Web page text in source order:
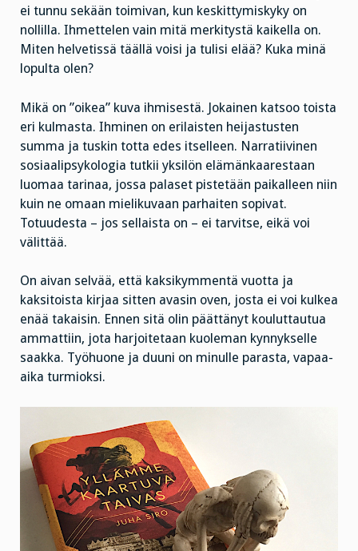
ei tunnu sekään toimivan, kun keskittymiskyky on
nollilla. Ihmettelen vain mitä merkitystä kaikella on.
Miten helvetissä täällä voisi ja tulisi elää? Kuka minä
lopulta olen?
Mikä on ”oikea” kuva ihmisestä. Jokainen katsoo toista
eri kulmasta. Ihminen on erilaisten heijastusten
summa ja tuskin totta edes itselleen. Narratiivinen
sosiaalipsykologia tutkii yksilön elämänkaarestaan
luomaa tarinaa, jossa palaset pistetään paikalleen niin
kuin ne omaan mielikuvaan parhaiten sopivat.
Totuudesta – jos sellaista on – ei tarvitse, eikä voi
välittää.
On aivan selvää, että kaksikymmentä vuotta ja
kaksitoista kirjaa sitten avasin oven, josta ei voi kulkea
enää takaisin. Ennen sitä olin päättänyt kouluttautua
ammattiin, jota harjoitetaan kuoleman kynnykselle
saakka. Työhuone ja duuni on minulle parasta, vapaa-
aika turmioksi.